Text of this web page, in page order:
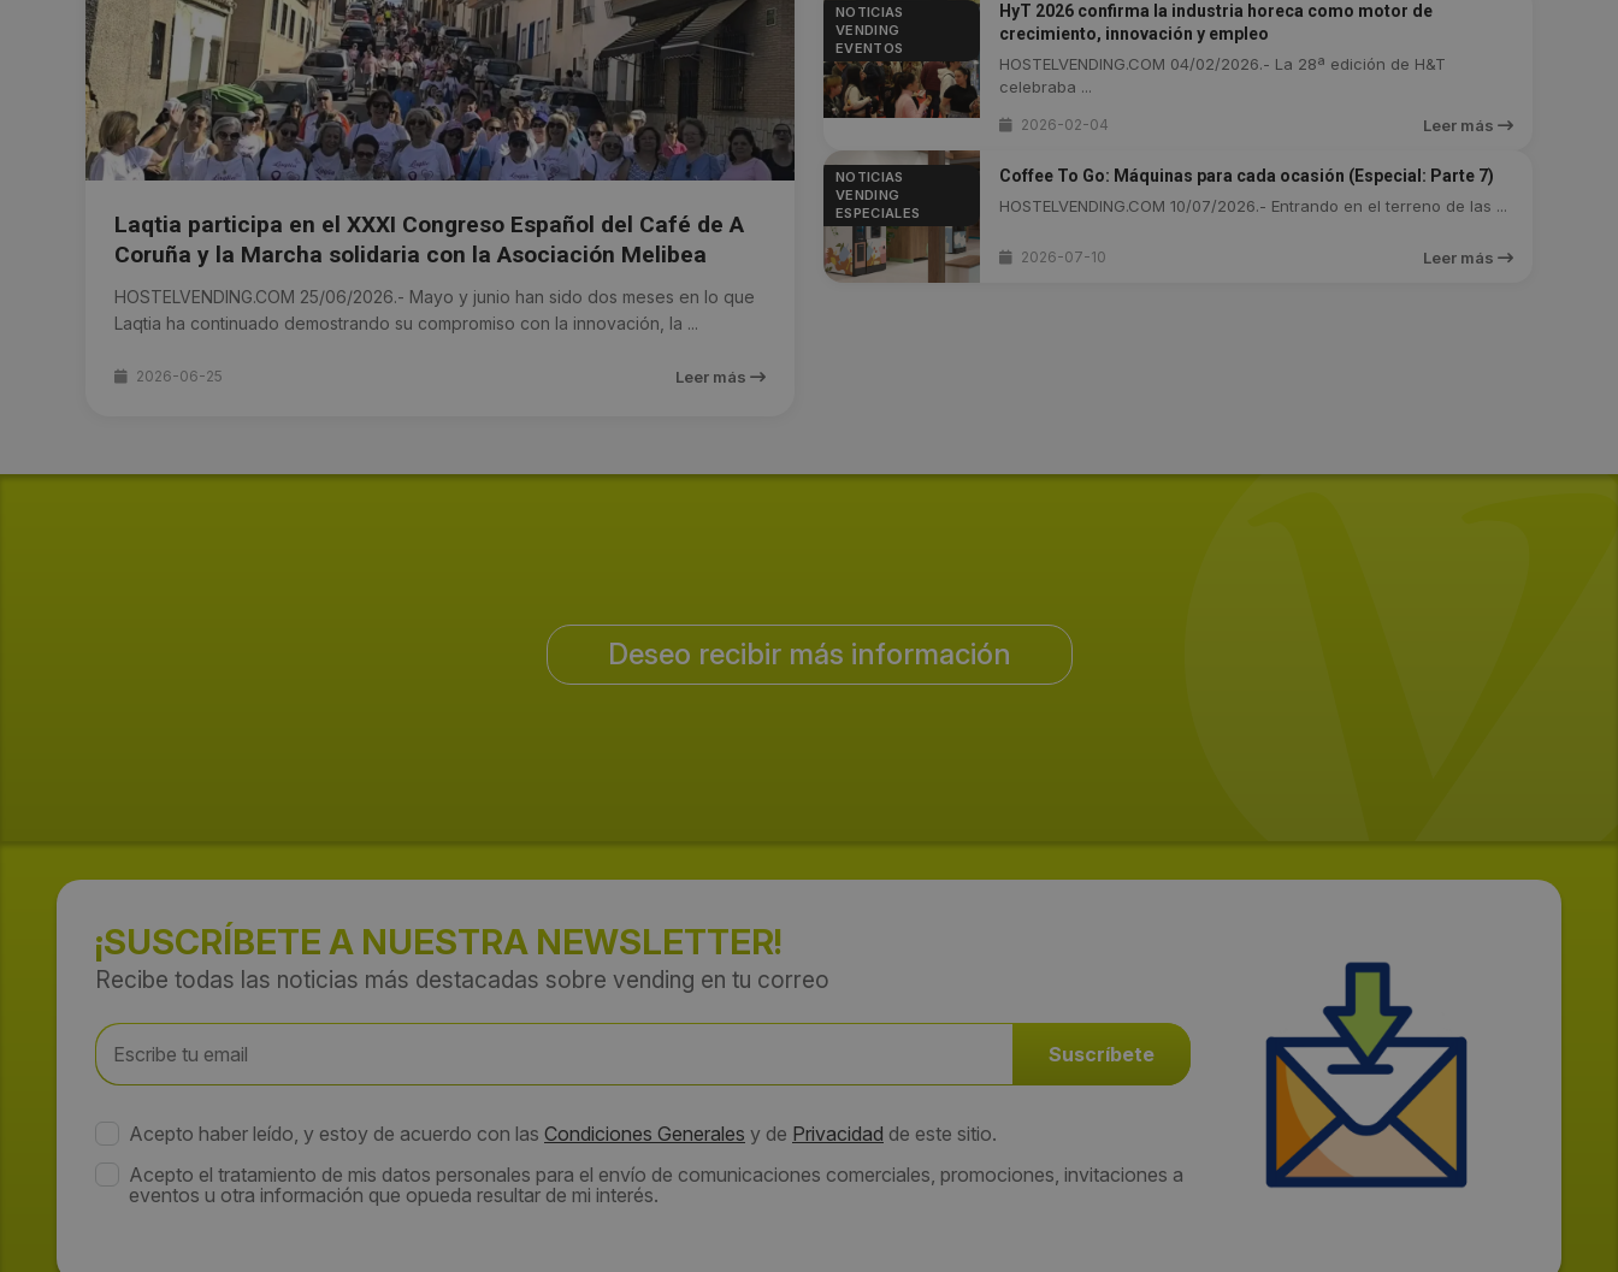
Laqtia participa en el XXXI Congreso Español del Café de A
Coruña y la Marcha solidaria con la Asociación Melibea
HOSTELVENDING.COM 25/06/2026.- Mayo y junio han sido dos meses en lo que
Laqtia ha continuado demostrando su compromiso con la innovación, la ...
2026-06-25 Leer más
NOTICIAS
VENDING
EVENTOS
HyT 2026 confirma la industria horeca como motor de
crecimiento, innovación y empleo
HOSTELVENDING.COM 04/02/2026.- La 28ª edición de H&T
celebraba ...
2026-02-04 Leer más
NOTICIAS
VENDING
ESPECIALES
Coffee To Go: Máquinas para cada ocasión (Especial: Parte 7)
HOSTELVENDING.COM 10/07/2026.- Entrando en el terreno de las ...
2026-07-10 Leer más
Deseo recibir más información
¡SUSCRÍBETE A NUESTRA NEWSLETTER!
Recibe todas las noticias más destacadas sobre vending en tu correo
Acepto haber leído, y estoy de acuerdo con las Condiciones Generales y de Privacidad de este sitio.
Acepto el tratamiento de mis datos personales para el envío de comunicaciones comerciales, promociones, invitaciones a
eventos u otra información que opueda resultar de mi interés.